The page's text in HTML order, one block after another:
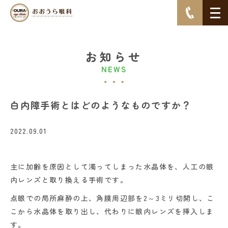
お知らせ
NEWS
白内障手術とはどのようなものですか？
2022.09.01
主に加齢を原因として濁ってしまった水晶体を、人工の眼
内レンズと取り換える手術です。
点眼での局所麻酔の上、角膜周辺部を2～3ミリ切開し、こ
こから水晶体を取り出し、代わりに眼内レンズを挿入しま
す。